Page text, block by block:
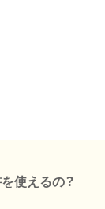
使えるの？